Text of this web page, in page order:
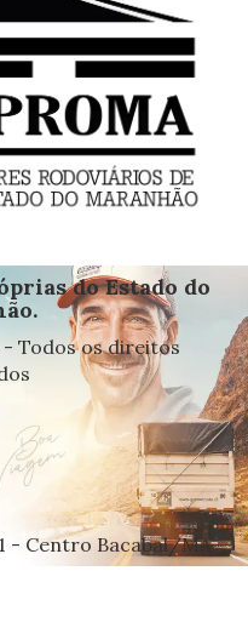
do Estado do
- Todos os direitos
- Centro Bacabal/MA